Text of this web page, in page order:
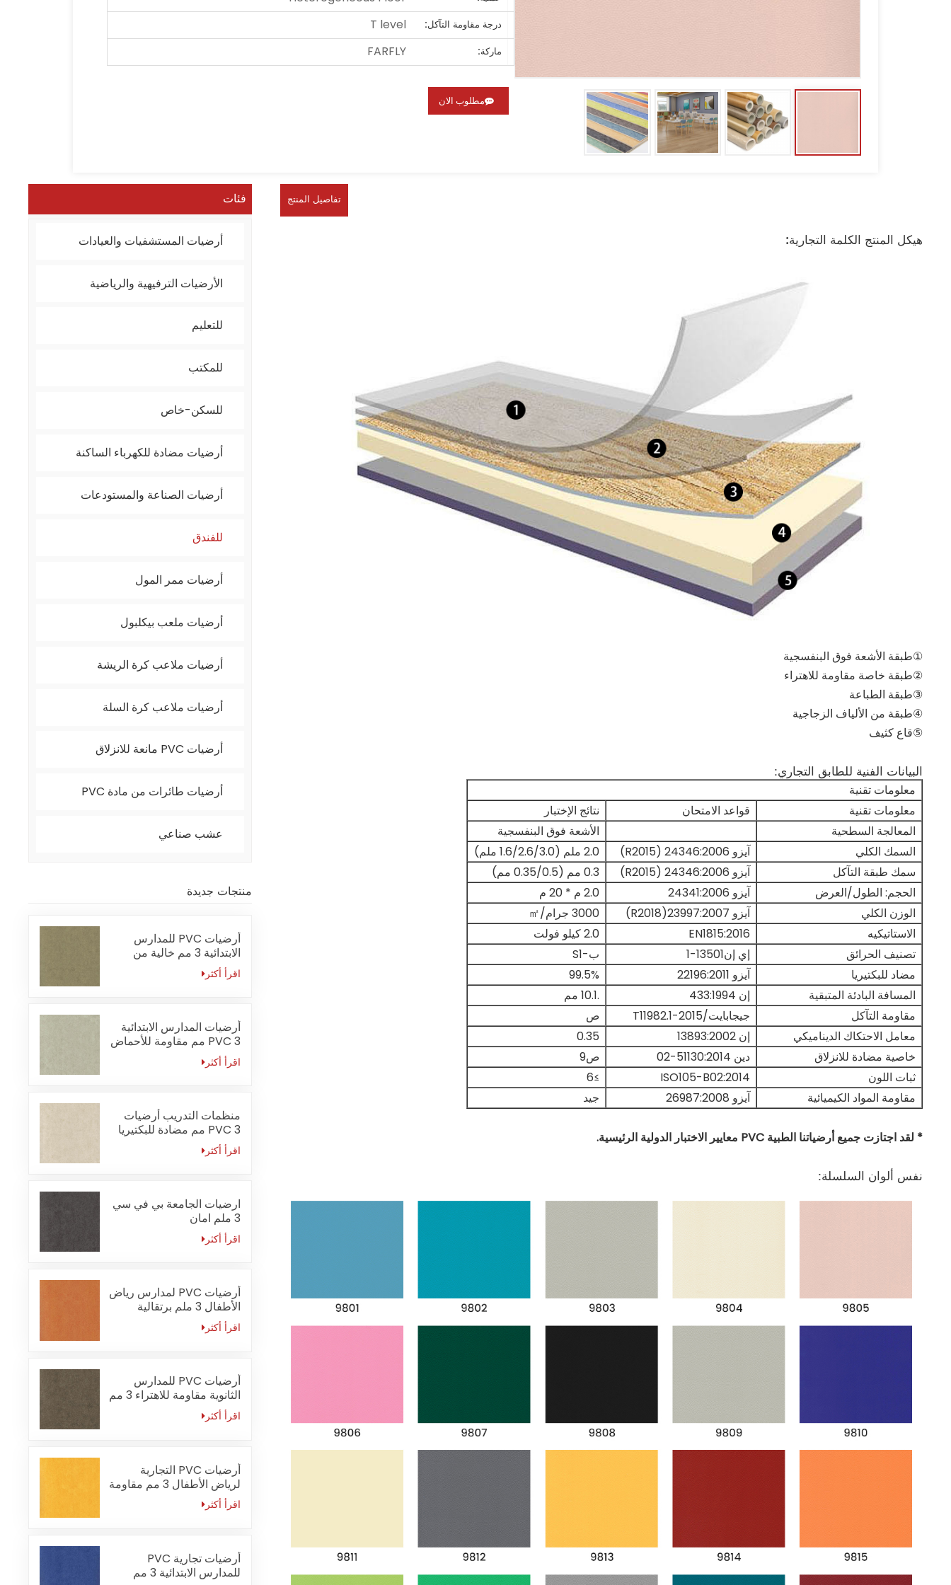
درجة مقاومة التآكل: T level
ماركة: FARFLY
مطلوب الان
فئات
أرضيات المستشفيات والعيادات
الأرضيات الترفيهية والرياضية
للتعليم
للمكتب
للسكن-خاص
أرضيات مضادة للكهرباء الساكنة
أرضيات الصناعة والمستودعات
للفندق
أرضيات ممر المول
أرضيات ملعب بيكلبول
أرضيات ملاعب كرة الريشة
أرضيات ملاعب كرة السلة
أرضيات PVC مانعة للانزلاق
أرضيات طائرات من مادة PVC
عشب صناعي
منتجات جديدة
أرضيات PVC للمدارس
الابتدائية 3 مم خالية من
الفورمالديهايد
اقرأ أكثر
أرضيات المدارس الابتدائية
PVC 3 مم مقاومة للأحماض
والقلويات
اقرأ أكثر
منظمات التدريب أرضيات
PVC 3 مم مضادة للبكتيريا
اقرأ أكثر
ارضيات الجامعة بي في سي
3 ملم امان
اقرأ أكثر
أرضيات PVC لمدارس رياض
الأطفال 3 ملم برتقالية
مقاومة للحريق
اقرأ أكثر
أرضيات PVC للمدارس
الثانوية مقاومة للاهتراء 3 مم
اقرأ أكثر
أرضيات PVC التجارية
لرياض الأطفال 3 مم مقاومة
للماء
اقرأ أكثر
أرضيات تجارية PVC
للمدارس الابتدائية 3 مم
تفاصيل المنتج
هيكل المنتج الكلمة التجارية:
①طبقة الأشعة فوق البنفسجية
②طبقة خاصة مقاومة للاهتراء
③طبقة الطباعة
④طبقة من الألياف الزجاجية
⑤قاع كثيف
البيانات الفنية للطابق التجاري:
معلومات تقنية
معلومات تقنية
قواعد الامتحان
نتائج الإختبار
المعالجة السطحية
الأشعة فوق البنفسجية
السمك الكلي
آيزو 24346:2006 (R2015)
2.0 ملم (1.6/2.6/3.0 ملم)
سمك طبقة التآكل
آيزو 24346:2006 (R2015)
0.3 مم (0.35/0.5 مم)
الحجم: الطول/العرض
آيزو 24341:2006
2.0 م * 20 م
الوزن الكلي
آيزو 23997:2007(R2018)
3000 جرام/㎡
الاستاتيكيه
EN1815:2016
2.0 كيلو فولت
تصنيف الحرائق
إي إن13501-1
ب-S1
مضاد للبكتيريا
آيزو 22196:2011
99.5%
المسافة البادئة المتبقية
إن 433:1994
.10.1 مم
مقاومة التآكل
جيجابايت/T11982.1-2015
ص
معامل الاحتكاك الديناميكي
إن 13893:2002
0.35
خاصية مضادة للانزلاق
دين 51130:2014-02
ص9
ثبات اللون
ISO105-B02:2014
≥6
مقاومة المواد الكيميائية
آيزو 26987:2008 جيد
* لقد اجتازت جميع أرضياتنا الطبية PVC معايير الاختبار الدولية الرئيسية.
نفس ألوان السلسلة: